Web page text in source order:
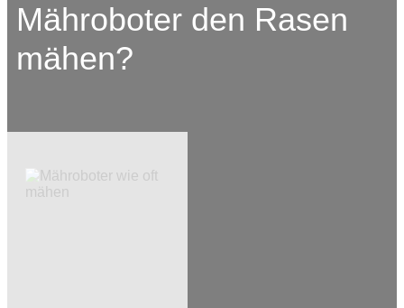
Mähroboter den Rasen
mähen?